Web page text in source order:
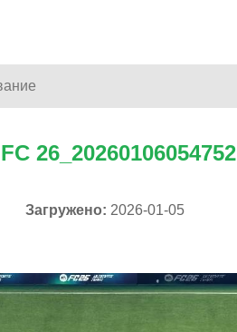
26_20260106054752
Загружено: 2026-01-05